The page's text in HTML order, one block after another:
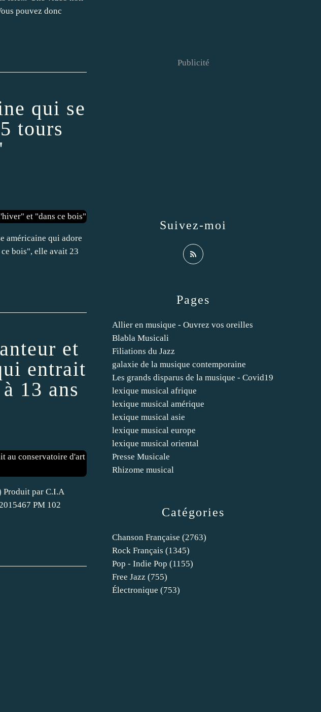
pouvez donc
qui se
tours
américaine qui adore
bois", elle avait 23
et
entrait
13 ans
par C.I.A
PM 102
Catégories
Chanson Française (2763)
Rock Français (1345)
Pop - Indie Pop (1155)
Free Jazz (755)
Électronique (753)
Pages
Allier en musique - Ouvrez vos oreilles
Blabla Musicali
Filiations du Jazz
galaxie de la musique contemporaine
Les grands disparus de la musique - Covid19
lexique musical afrique
lexique musical amérique
lexique musical asie
lexique musical europe
lexique musical oriental
Presse Musicale
Rhizome musical
Suivez-moi
Publicité